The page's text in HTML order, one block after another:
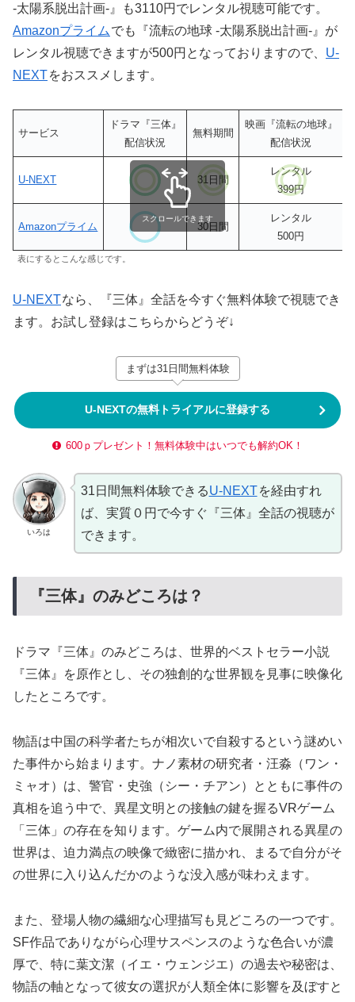
-太陽系脱出計画-』も3110円でレンタル視聴可能です。
Amazonプライム でも『流転の地球 -太陽系脱出計画-』が
レンタル視聴できますが500円となっておりますので、 U-
NEXTをおススメします。
サービス
ドラマ『三体』
配信状況
無料期間
映画『流転の地球』
配信状況
U-NEXT 31日間
レンタル
399円
Amazonプライム 30日間
レンタル
500円
スクロールできます
表にするとこんな感じです。
U-NEXTなら、『三体』全話を今すぐ無料体験で視聴でき
ます。お試し登録はこちらからどうぞ↓
まずは31日間無料体験
U-NEXTの無料トライアルに登録する
600ｐプレゼント！無料体験中はいつでも解約OK！
いろは
31日間無料体験できるU-NEXT を経由すれ
ば、実質０円で今すぐ『三体』全話の視聴が
できます。
『三体』のみどころは？
ドラマ『三体』のみどころは、世界的ベストセラー小説
『三体』を原作とし、その独創的な世界観を見事に映像化
したところです。
物語は中国の科学者たちが相次いで自殺するという謎めい
た事件から始まります。ナノ素材の研究者・汪淼（ワン・
ミャオ）は、警官・史強（シー・チアン）とともに事件の
真相を追う中で、異星文明との接触の鍵を握るVRゲーム
「三体」の存在を知ります。ゲーム内で展開される異星の
世界は、迫力満点の映像で緻密に描かれ、まるで自分がそ
の世界に入り込んだかのような没入感が味わえます。
また、登場人物の繊細な心理描写も見どころの一つです。
SF作品でありながら心理サスペンスのような色合いが濃
厚で、特に葉文潔（イエ・ウェンジエ）の過去や秘密は、
物語の軸となって彼女の選択が人類全体に影響を及ぼすと